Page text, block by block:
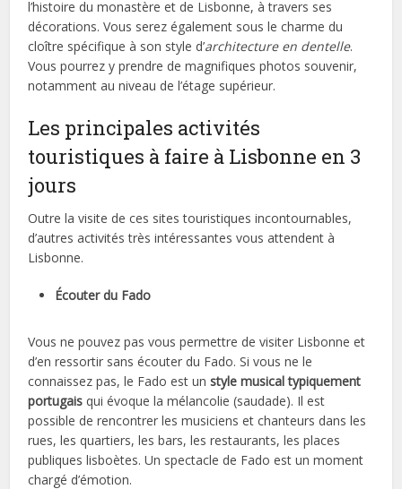
l’histoire du monastère et de Lisbonne, à travers ses
décorations. Vous serez également sous le charme du
cloître spécifique à son style d’architecture en dentelle.
Vous pourrez y prendre de magnifiques photos souvenir,
notamment au niveau de l’étage supérieur.
Les principales activités
touristiques à faire à Lisbonne en 3
jours
Outre la visite de ces sites touristiques incontournables,
d’autres activités très intéressantes vous attendent à
Lisbonne.
Écouter du Fado
Vous ne pouvez pas vous permettre de visiter Lisbonne et
d’en ressortir sans écouter du Fado. Si vous ne le
connaissez pas, le Fado est unstyle musical typiquement
portugais qui évoque la mélancolie (saudade). Il est
possible de rencontrer les musiciens et chanteurs dans les
rues, les quartiers, les bars, les restaurants, les places
publiques lisboètes. Un spectacle de Fado est un moment
chargé d’émotion.